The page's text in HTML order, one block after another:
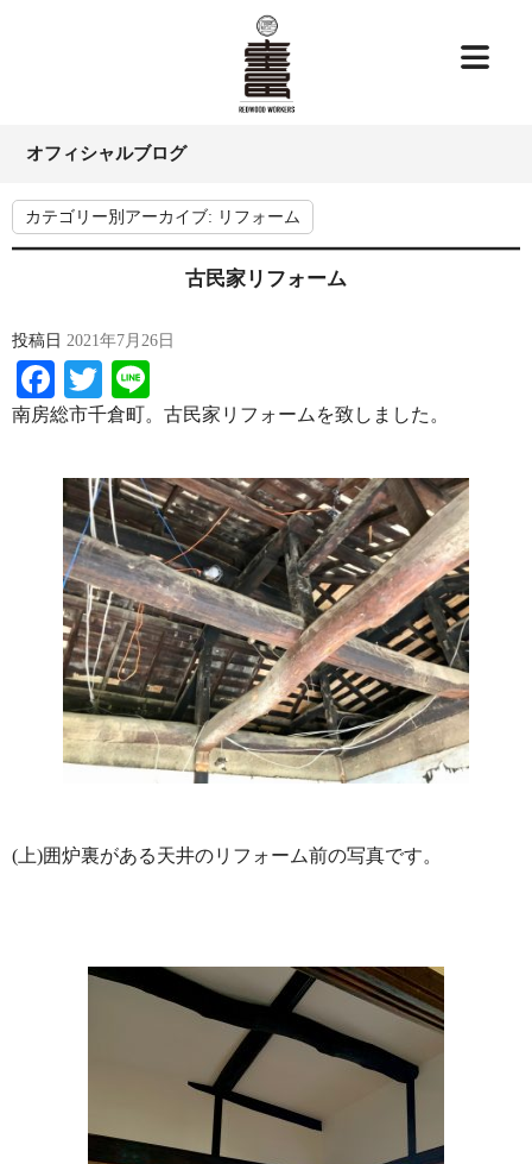
オフィシャルブログ
カテゴリー別アーカイブ: リフォーム
古民家リフォーム
投稿日 2021年7月26日
Facebook
Twitter
南房総市千倉町。古民家リフォームを致しました。
(上)囲炉裏がある天井のリフォーム前の写真です。